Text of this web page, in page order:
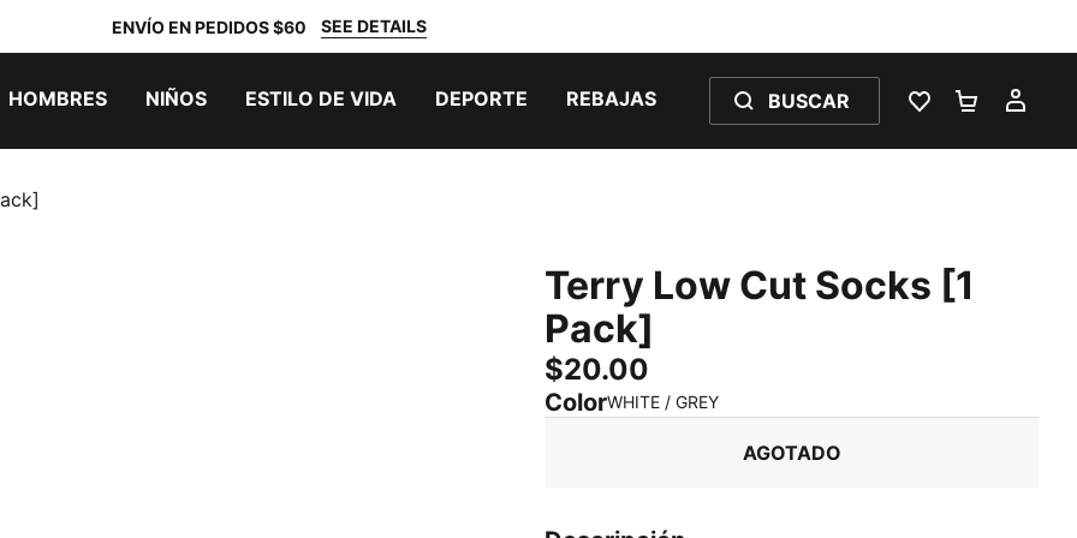
ENVÍO EN PEDIDOS $60 SEE DETAILS
HOMBRES NIÑOS ESTILO DE VIDA DEPORTE REBAJAS BUSCAR
LISTA DE
Terry Low Cut Socks [1
Pack]
$20.00
ColorWHITE / GREY:
AGOTADO